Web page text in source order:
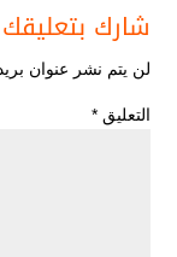
شارك بتعليقك
لن يتم نشر عنوان
التعليق *